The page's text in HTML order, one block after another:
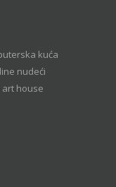
kuća
nudeći
house